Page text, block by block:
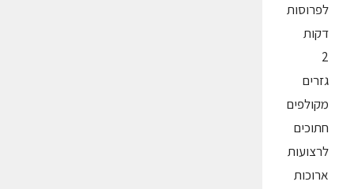
לפרוסות
דקות
2
גזרים
מקולפים
חתוכים
לרצועות
ארוכות